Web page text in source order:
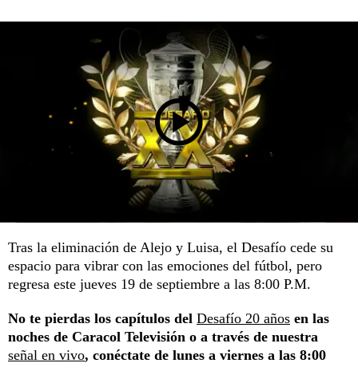
Tras la eliminación de Alejo y Luisa, el Desafío cede su
espacio para vibrar con las emociones del fútbol, pero
regresa este jueves 19 de septiembre a las 8:00 P.M.
No te pierdas los capítulos del Desafío 20 años en las
noches de Caracol Televisión o a través de nuestra
señal en vivo, conéctate de lunes a viernes a las 8:00